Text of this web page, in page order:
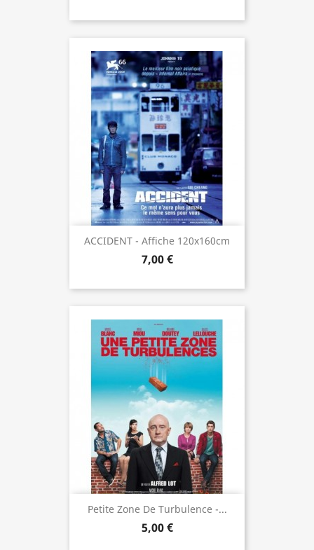
ACCIDENT - Affiche 120x160cm
7,00 €
Petite Zone De Turbulence -...
5,00 €